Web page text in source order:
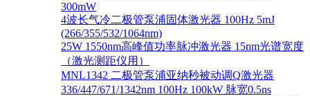
300mW
4波长气冷二极管泵浦固体激光器 100Hz 5mJ
(266/355/532/1064nm)
25W 1550nm高峰值功率脉冲激光器 15nm光谱宽度
（激光测距仪用）
MNL1342 二极管泵浦亚纳秒被动调Q激光器
336/447/671/1342nm 100Hz 100kW 脉宽0.5ns